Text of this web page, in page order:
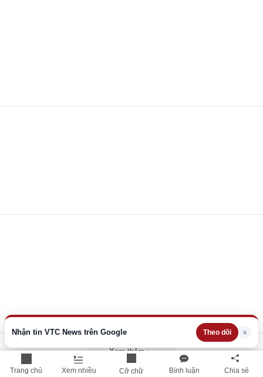
Trang chủ Xem nhiều Cỡ chữ Bình luận Chia sẻ
Nhận tin VTC News trên Google Theo dõi ×
Xem thêm